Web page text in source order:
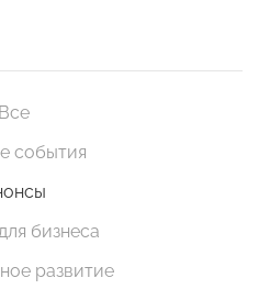
Все
события
бизнеса
развитие